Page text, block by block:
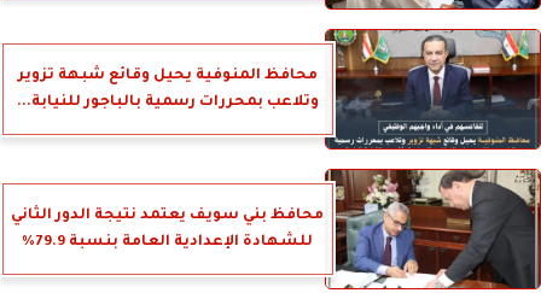
محافظ المنوفية يحيل وقائع شبهة تزوير
وتلاعب بمحررات رسمية بالباجور للنيابة...
محافظ بني سويف يعتمد نتيجة الدور الثاني
للشهادة الإعدادية العامة بنسبة 79.9%